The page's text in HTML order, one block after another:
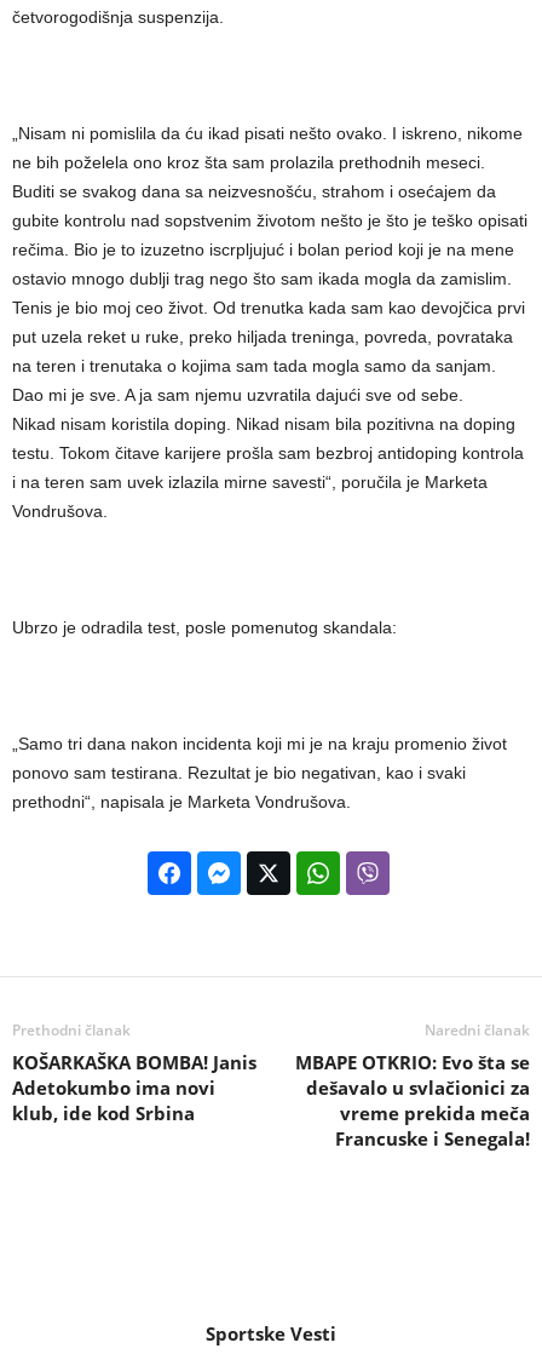
četvorogodišnja suspenzija.
„Nisam ni pomislila da ću ikad pisati nešto ovako. I iskreno, nikome
ne bih poželela ono kroz šta sam prolazila prethodnih meseci.
Buditi se svakog dana sa neizvesnošću, strahom i osećajem da
gubite kontrolu nad sopstvenim životom nešto je što je teško opisati
rečima. Bio je to izuzetno iscrpljujuć i bolan period koji je na mene
ostavio mnogo dublji trag nego što sam ikada mogla da zamislim.
Tenis je bio moj ceo život. Od trenutka kada sam kao devojčica prvi
put uzela reket u ruke, preko hiljada treninga, povreda, povrataka
na teren i trenutaka o kojima sam tada mogla samo da sanjam.
Dao mi je sve. A ja sam njemu uzvratila dajući sve od sebe.
Nikad nisam koristila doping. Nikad nisam bila pozitivna na doping
testu. Tokom čitave karijere prošla sam bezbroj antidoping kontrola
i na teren sam uvek izlazila mirne savesti“, poručila je Marketa
Vondrušova.
Ubrzo je odradila test, posle pomenutog skandala:
„Samo tri dana nakon incidenta koji mi je na kraju promenio život
ponovo sam testirana. Rezultat je bio negativan, kao i svaki
prethodni“, napisala je Marketa Vondrušova.
Prethodni članak
KOŠARKAŠKA BOMBA! Janis
Adetokumbo ima novi
klub, ide kod Srbina
Naredni članak
MBAPE OTKRIO: Evo šta se
dešavalo u svlačionici za
vreme prekida meča
Francuske i Senegala!
Sportske Vesti